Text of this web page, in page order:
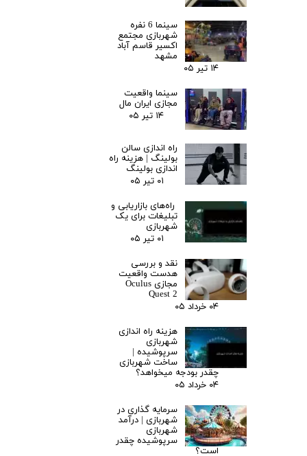
سینما 6 نفره
شهربازی مجتمع
اکسیر قاسم آباد
مشهد
۱۴ تیر ۰۵
سینما واقعیت
مجازی ایران مال
۱۴ تیر ۰۵
راه اندازی سالن
بولینگ |‌ هزینه راه
اندازی بولینگ
۰۱ تیر ۰۵
راه‌های بازاریابی و
تبلیغات برای یک
شهربازی
۰۱ تیر ۰۵
نقد و بررسی
هدست واقعیت
مجازی Oculus
Quest 2
۰۴ خرداد ۰۵
هزینه راه اندازی
شهربازی
سرپوشیده |
ساخت شهربازی
چقدر بودجه میخواهد؟
۰۴ خرداد ۰۵
سرمایه گذاری در
شهربازی | درآمد
شهربازی
سرپوشیده چقدر
است؟